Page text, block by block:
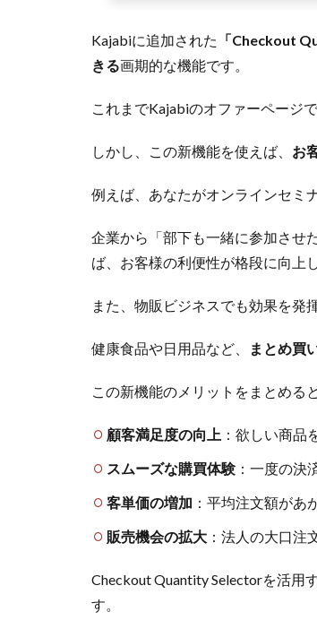
Kajabiに追加された 「Checkout
きる画期的な機能です。
これまでKajabiのオファーページで
しかし、この新機能を使えば、 お
例えば、あなたがオンラインセミ
企業から「部下も一緒に参加させ
ば、お客様の利便性が格段に向上
また、物販ビジネスでも効果を発
健康食品や日用品など、 まとめ買
この新機能のメリットをまとめる
顧客満足度の向上 ：欲しい商品
スムーズな購買体験 ：一度の決
客単価の増加 ：平均注文額があ
販売機会の拡大 ：法人の大口注
Checkout Quantity Selectorを活用す
す。